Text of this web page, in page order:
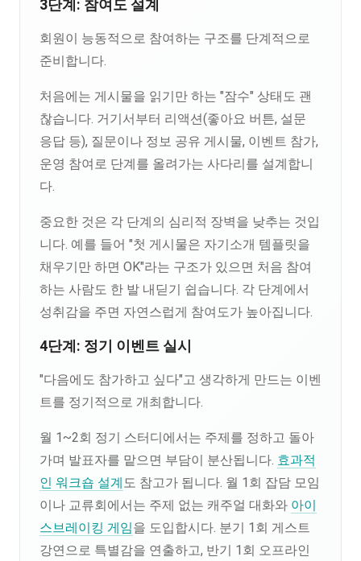
3단계: 참여도 설계
회원이 능동적으로 참여하는 구조를 단계적으로
준비합니다.
처음에는 게시물을 읽기만 하는 "잠수" 상태도 괜
찮습니다. 거기서부터 리액션(좋아요 버튼, 설문
응답 등), 질문이나 정보 공유 게시물, 이벤트 참가,
운영 참여로 단계를 올려가는 사다리를 설계합니
다.
중요한 것은 각 단계의 심리적 장벽을 낮추는 것입
니다. 예를 들어 "첫 게시물은 자기소개 템플릿을
채우기만 하면 OK"라는 구조가 있으면 처음 참여
하는 사람도 한 발 내딛기 쉽습니다. 각 단계에서
성취감을 주면 자연스럽게 참여도가 높아집니다.
4단계: 정기 이벤트 실시
"다음에도 참가하고 싶다"고 생각하게 만드는 이벤
트를 정기적으로 개최합니다.
월 1~2회 정기 스터디에서는 주제를 정하고 돌아
가며 발표자를 맡으면 부담이 분산됩니다. 효과적
인 워크숍 설계도 참고가 됩니다. 월 1회 잡담 모임
이나 교류회에서는 주제 없는 캐주얼 대화와 아이
스브레이킹 게임을 도입합시다. 분기 1회 게스트
강연으로 특별감을 연출하고, 반기 1회 오프라인